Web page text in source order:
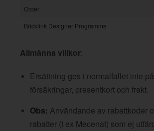
Order
Bricklink Designer Programme
Allmänna villkor:
Ersättning ges i normalfallet inte
försäkringar, presentkort och frakt.
Obs: Användande av rabattkoder
rabatter (t ex Mecenat) som ej